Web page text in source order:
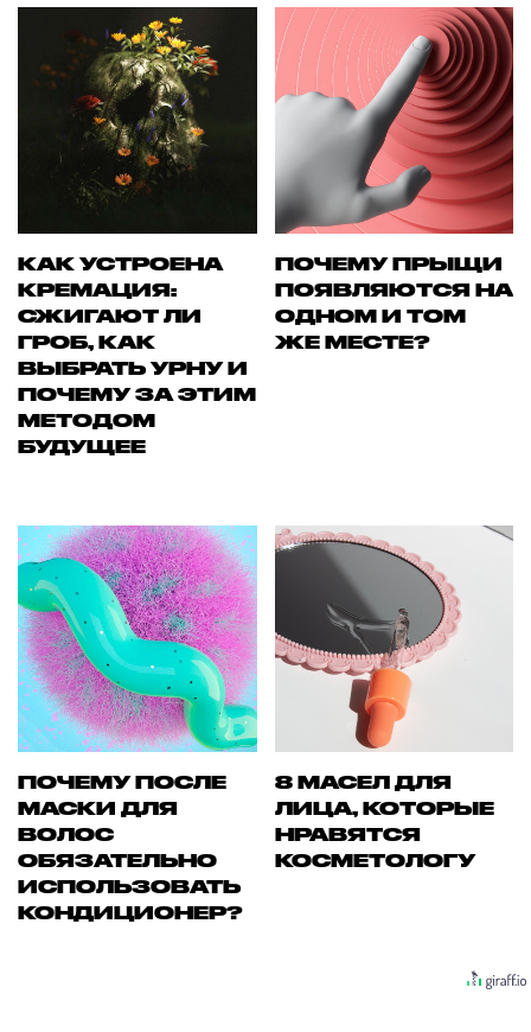
КАК УСТРОЕНА
КРЕМАЦИЯ:
СЖИГАЮТ ЛИ
ГРОБ, КАК
ВЫБРАТЬ УРНУ И
ПОЧЕМУ ЗА ЭТИМ
МЕТОДОМ
БУДУЩЕЕ
ПОЧЕМУ ПРЫЩИ
ПОЯВЛЯЮТСЯ НА
ОДНОМ И ТОМ
ЖЕ МЕСТЕ?
ПОЧЕМУ ПОСЛЕ
МАСКИ ДЛЯ
ВОЛОС
ОБЯЗАТЕЛЬНО
ИСПОЛЬЗОВАТЬ
КОНДИЦИОНЕР?
8 МАСЕЛ ДЛЯ
ЛИЦА, КОТОРЫЕ
НРАВЯТСЯ
КОСМЕТОЛОГУ